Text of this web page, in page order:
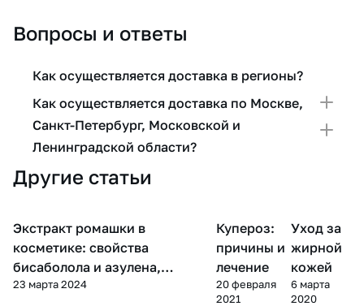
Вопросы и ответы
Как осуществляется доставка в регионы?
Как осуществляется доставка по Москве,
Санкт-Петербург, Московской и
Ленинградской области?
Другие статьи
Компоненты косметики
Экстракт ромашки в
косметике: свойства
бисаболола и азулена,
применение
23 марта 2024
Уход за
лицом
Купероз:
причины и
лечение
20 февраля
2021
за
лицом
Уход за
жирной
кожей
6 марта
2020